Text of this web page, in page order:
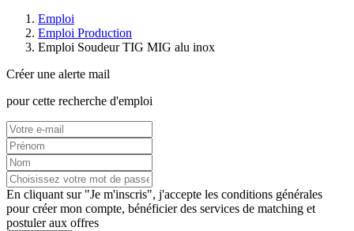
Emploi
Emploi Production
Emploi Soudeur TIG MIG alu inox
Créer une alerte mail
pour cette recherche d'emploi
En cliquant sur "Je m'inscris", j'accepte les conditions générales
pour créer mon compte, bénéficier des services de matching et
postuler aux offres